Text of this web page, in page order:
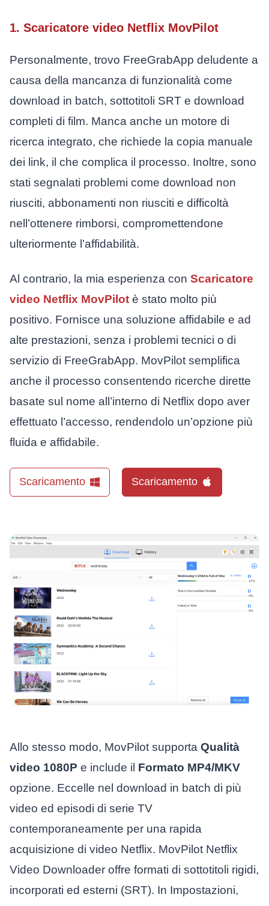
1. Scaricatore video Netflix MovPilot
Personalmente, trovo FreeGrabApp deludente a
causa della mancanza di funzionalità come
download in batch, sottotitoli SRT e download
completi di film. Manca anche un motore di
ricerca integrato, che richiede la copia manuale
dei link, il che complica il processo. Inoltre, sono
stati segnalati problemi come download non
riusciti, abbonamenti non riusciti e difficoltà
nell’ottenere rimborsi, compromettendone
ulteriormente l’affidabilità.
Al contrario, la mia esperienza con Scaricatore
video Netflix MovPilotè stato molto più
positivo. Fornisce una soluzione affidabile e ad
alte prestazioni, senza i problemi tecnici o di
servizio di FreeGrabApp. MovPilot semplifica
anche il processo consentendo ricerche dirette
basate sul nome all’interno di Netflix dopo aver
effettuato l’accesso, rendendolo un’opzione più
fluida e affidabile.
Scaricamento Scaricamento
Allo stesso modo, MovPilot supporta Qualità
video 1080P e include il Formato MP4/MKV
opzione. Eccelle nel download in batch di più
video ed episodi di serie TV
contemporaneamente per una rapida
acquisizione di video Netflix. MovPilot Netflix
Video Downloader offre formati di sottotitoli rigidi,
incorporati ed esterni (SRT). In Impostazioni,